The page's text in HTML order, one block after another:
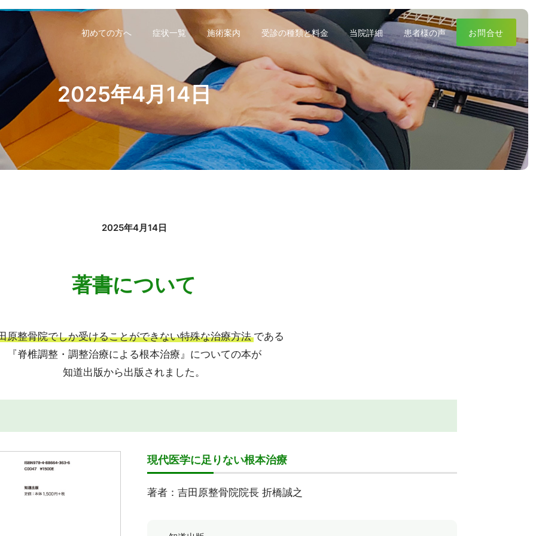
2025年4月14日
2025年4月14日
著書について
原整骨院でしか受けることができない特殊な治療方法 である
『脊椎調整・調整治療による根本治療』についての本が
知道出版から出版されました。
現代医学に足りない根本治療
著者：吉田原整骨院院長 折橋誠之
初めての方へ 症状一覧 施術案内 受診の種類と料金 当院詳細 患者様の声 お問合せ